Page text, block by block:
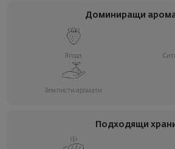
Доминиращи
Ягода
Землисти аромати
Подходящи